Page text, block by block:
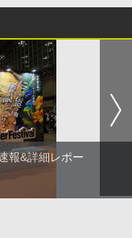
報&詳細レポー